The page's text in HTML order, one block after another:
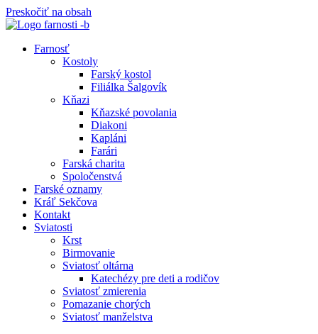
Preskočiť na obsah
Farnosť
Kostoly
Farský kostol
Filiálka Šalgovík
Kňazi
Kňazské povolania
Diakoni
Kapláni
Farári
Farská charita
Spoločenstvá
Farské oznamy
Kráľ Sekčova
Kontakt
Sviatosti
Krst
Birmovanie
Sviatosť oltárna
Katechézy pre deti a rodičov
Sviatosť zmierenia
Pomazanie chorých
Sviatosť manželstva